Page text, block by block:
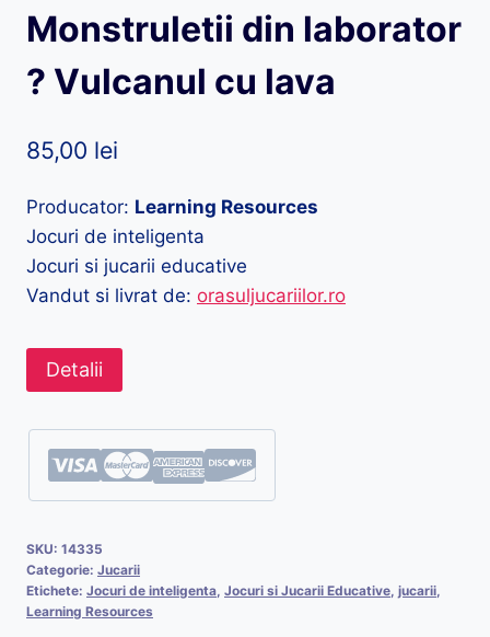
Monstruletii din laborator
? Vulcanul cu lava
85,00 lei
Producator: Learning Resources
Jocuri de inteligenta
Jocuri si jucarii educative
Vandut si livrat de: orasuljucariilor.ro
Detalii
SKU: 14335
Categorie: Jucarii
Etichete: Jocuri de inteligenta Jocuri si Jucarii Educative jucarii
Learning Resources